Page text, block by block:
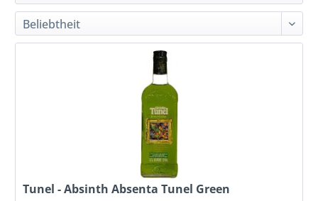
Tunel - Absinth Absenta Tunel Green